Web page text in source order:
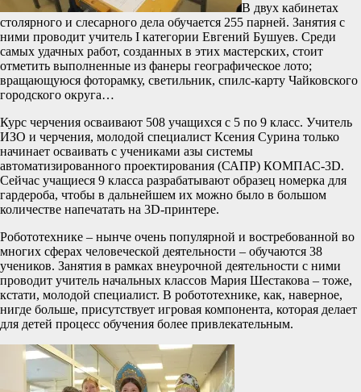
В двух кабинетах
столярного и слесарного дела обучается 255 парней. Занятия с
ними проводит учитель I категории Евгений Бушуев. Среди
самых удачных работ, созданных в этих мастерских, стоит
отметить выполненные из фанеры географическое лото;
вращающуюся фоторамку, светильник, спилс-карту Чайковского
городского округа…
Курс черчения осваивают 508 учащихся с 5 по 9 класс. Учитель
ИЗО и черчения, молодой специалист Ксения Сурина только
начинает осваивать с учениками азы системы
автоматизированного проектирования (САПР) КОМПАС-3D.
Сейчас учащиеся 9 класса разрабатывают образец номерка для
гардероба, чтобы в дальнейшем их можно было в большом
количестве напечатать на 3D-принтере.
Робототехнике – нынче очень популярной и востребованной во
многих сферах человеческой деятельности – обучаются 38
учеников. Занятия в рамках внеурочной деятельности с ними
проводит учитель начальных классов Мария Шестакова – тоже,
кстати, молодой специалист. В робототехнике, как, наверное,
нигде больше, присутствует игровая компонента, которая делает
для детей процесс обучения более привлекательным.